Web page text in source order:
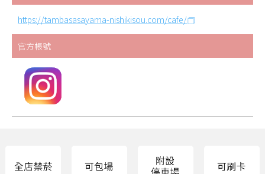
https://tambasasayama-nishikisou.com/cafe/
官方帳號